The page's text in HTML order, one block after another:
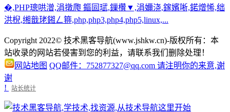
�,PHP璁哄潧,涓撴爮 鏂囩珷,鏁欑▼,涓嬭浇,鎵嬪唽,鍩熷悕,绌
洪棿,缃戠珯鎺ㄥ箍,php,php3,php4,php5,linux,...
Copyright 2022© 技术黑客导航(www.jshkw.cn)-版权所有：本
站收录的网站若侵害到您的利益，请联系我们删除处理！
网站地图 QQ邮件：752877327@qq.com 请注明你的来意,谢
谢
!
站长统计